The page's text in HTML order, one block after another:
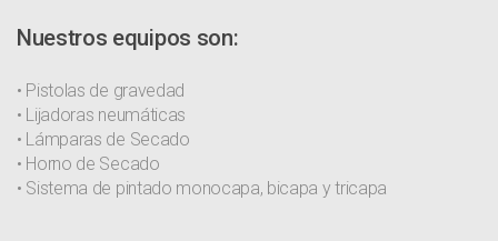
Nuestros equipos son:
• Pistolas de gravedad
• Lijadoras neumáticas
• Lámparas de Secado
• Horno de Secado
• Sistema de pintado monocapa, bicapa y tricapa